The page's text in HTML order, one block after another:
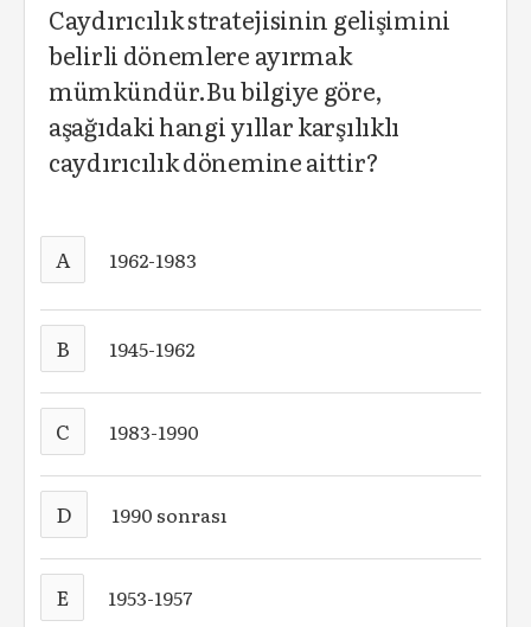
Caydırıcılık stratejisinin gelişimini
belirli dönemlere ayırmak
mümkündür.Bu bilgiye göre,
aşağıdaki hangi yıllar karşılıklı
caydırıcılık dönemine aittir?
A 1962-1983
B 1945-1962
C 1983-1990
D 1990 sonrası
E 1953-1957